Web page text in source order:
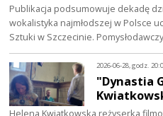
Publikacja podsumowuje dekadę
wokalistyka najmłodszej w Polsce
Sztuki w Szczecinie.
2026-06-28, godz.
"Dynastia
Helena Kwiatkowska reżyserka